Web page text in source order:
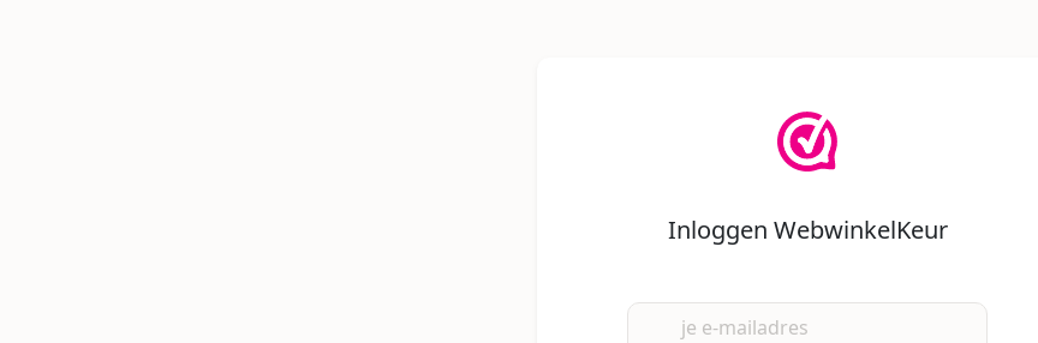
Inloggen WebwinkelKeur
je e-mailadres